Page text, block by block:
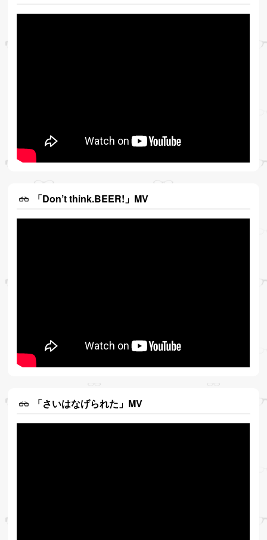
「Don’t think.BEER!」MV
「さいはなげられた」MV